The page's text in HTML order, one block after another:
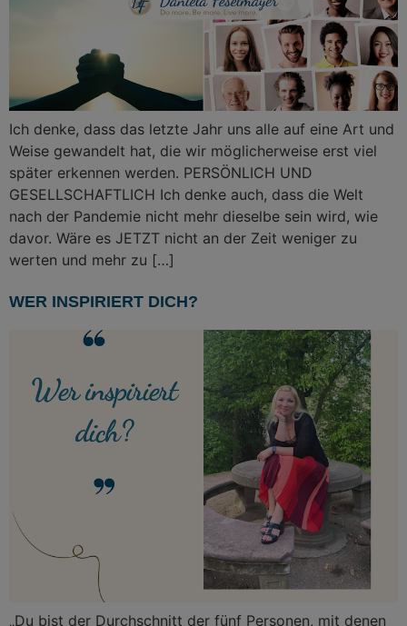
Ich denke, dass das letzte Jahr uns alle auf eine Art und
Weise gewandelt hat, die wir möglicherweise erst viel
später erkennen werden. PERSÖNLICH UND
GESELLSCHAFTLICH Ich denke auch, dass die Welt
nach der Pandemie nicht mehr dieselbe sein wird, wie
davor. Wäre es JETZT nicht an der Zeit weniger zu
werten und mehr zu […]
WER INSPIRIERT DICH?
„Du bist der Durchschnitt der fünf Personen, mit denen